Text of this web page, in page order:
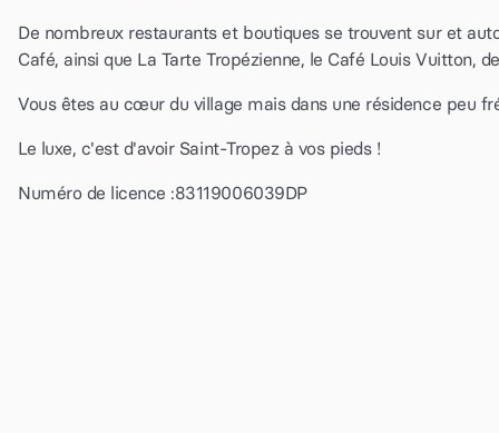
De nombreux restaurants et boutiques se trouvent sur et
Café, ainsi que La Tarte Tropézienne, le Café Louis Vuitton,
Vous êtes au cœur du village mais dans une résidence peu
Le luxe, c'est d'avoir Saint-Tropez à vos pieds !
Numéro de licence :83119006039DP